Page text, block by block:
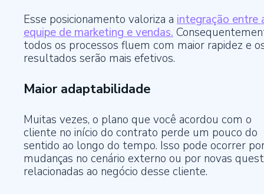
Esse posicionamento valoriza a integração entre
equipe de marketing e vendas.
todos os processos fluem com maior rapidez e
resultados serão mais efetivos.
Maior adaptabilidade
Muitas vezes, o plano que você acordou com o
cliente no início do contrato perde um pouco do
sentido ao longo do tempo. Isso pode ocorrer
mudanças no cenário externo ou por novas
relacionadas ao negócio desse cliente.